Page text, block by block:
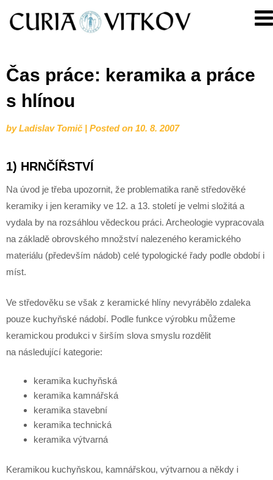
Čas práce: keramika a práce
s hlínou
byLadislav Tomič | Posted on 10. 8. 2007
1) HRNČÍŘSTVÍ
Na úvod je třeba upozornit, že problematika raně středověké
keramiky i jen keramiky ve 12. a 13. století je velmi složitá a
vydala by na rozsáhlou vědeckou práci. Archeologie vypracovala
na základě obrovského množství nalezeného keramického
materiálu (především nádob) celé typologické řady podle období i
míst.
Ve středověku se však z keramické hlíny nevyrábělo zdaleka
pouze kuchyňské nádobí. Podle funkce výrobku můžeme
keramickou produkci v širším slova smyslu rozdělit
na následující kategorie:
keramika kuchyňská
keramika kamnářská
keramika stavební
keramika technická
keramika výtvarná
Keramikou kuchyňskou, kamnářskou, výtvarnou a někdy i